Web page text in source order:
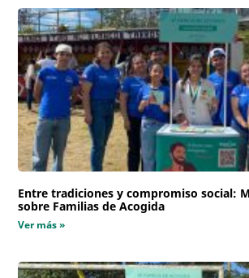
Entre tradiciones y compromiso social:
sobre Familias de Acogida
Ver más »